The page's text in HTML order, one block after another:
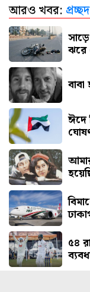
জুলাই
আরও খবর: প্রচ্ছদ
ঝরে
ঈদে
৫৪